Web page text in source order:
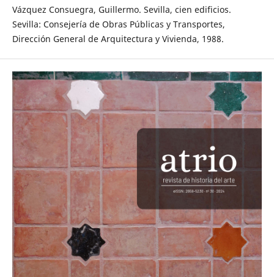
Vázquez Consuegra, Guillermo. Sevilla, cien edificios.
Sevilla: Consejería de Obras Públicas y Transportes,
Dirección General de Arquitectura y Vivienda, 1988.